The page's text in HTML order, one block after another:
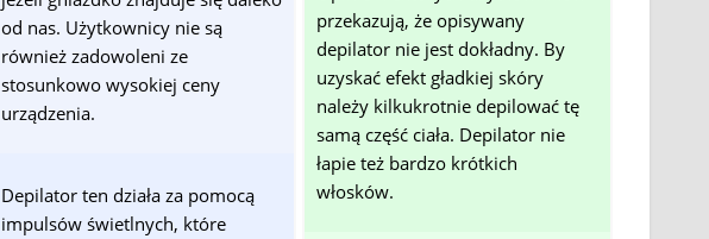
od nas. Użytkownicy nie są
również zadowoleni ze
stosunkowo wysokiej ceny
urządzenia.
Depilator ten działa za pomocą
impulsów świetlnych, które
przekazują, że opisywany
depilator nie jest dokładny. By
uzyskać efekt gładkiej skóry
należy kilkukrotnie depilować tę
samą część ciała. Depilator nie
łapie też bardzo krótkich
włosków.